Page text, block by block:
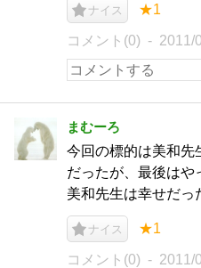
ナイス ★1
コメント(0) 2011/
まむーろ
今回の標的は美和先
だったが、最後はや
美和先生は幸せだっ
ナイス ★1
コメント(0) 2011/